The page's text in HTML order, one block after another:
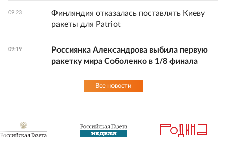
09:23
Финляндия отказалась поставлять Киеву
ракеты для Patriot
09:19
Россиянка Александрова выбила первую
ракетку мира Соболенко в 1/8 финала
Все новости